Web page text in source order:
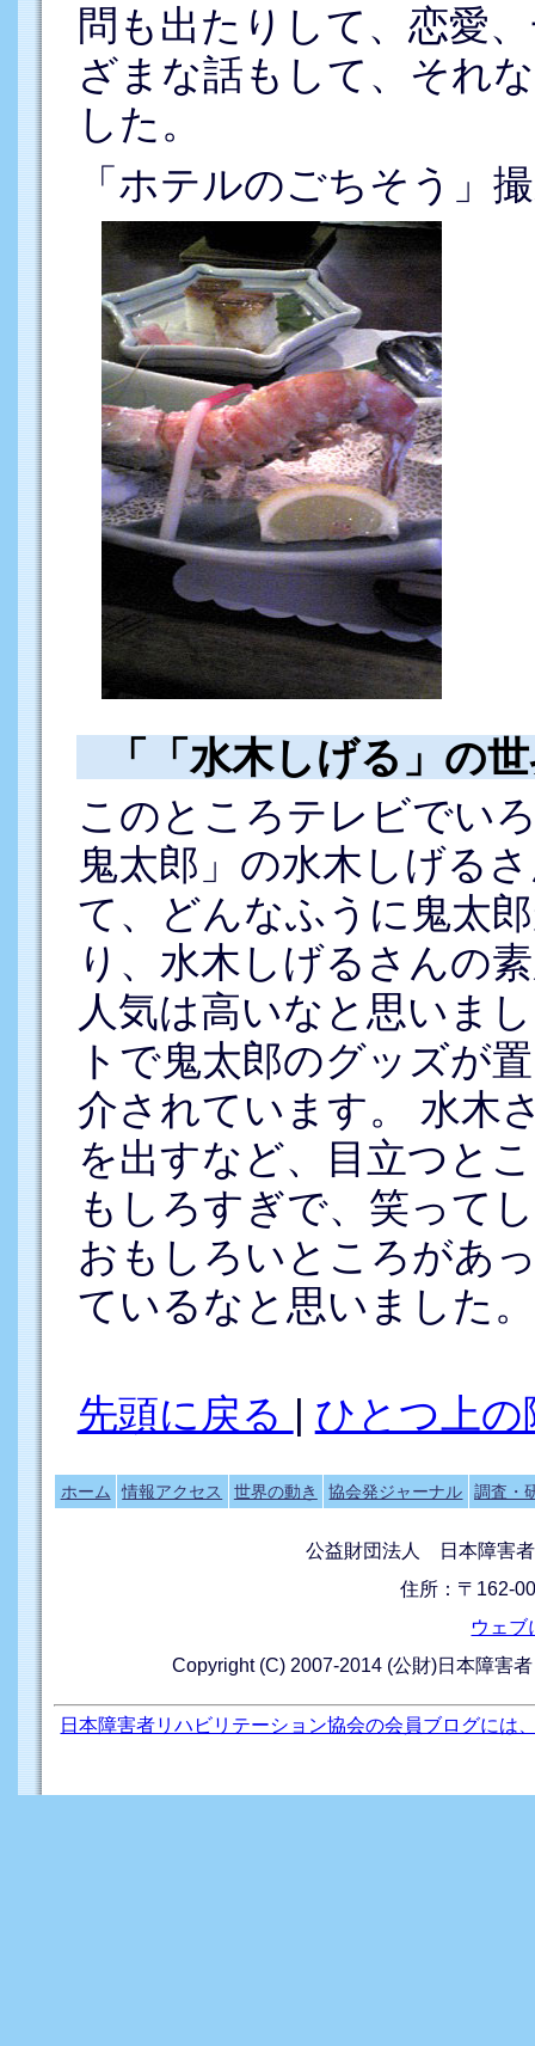
問も出たりして、恋愛
ざまな話もして、それ
した。
「ホテルのごちそう」
「「水木しげる」の
このところテレビでい
鬼太郎」の水木しげる
て、どんなふうに鬼太
り、水木しげるさんの
人気は高いなと思いま
トで鬼太郎のグッズが
介されています。 水木
を出すなど、目立つと
もしろすぎで、笑って
おもしろいところがあ
ているなと思いました。
先頭に戻る | ひとつ上の
ホーム 情報アクセス 世界の動き 協会発ジャーナル 調査・
公益財団法人 日本障害
住所：〒162-
ウェブ
Copyright (C) 2007-2014 (公財)日本障害
日本障害者リハビリテーション協会の会員ブログには